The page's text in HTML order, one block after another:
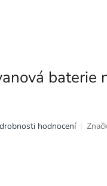
baterie
hodnocení